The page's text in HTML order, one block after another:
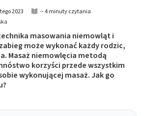
2023
~ 4 minuty czytania
masowania niemowląt i
może wykonać każdy rodzic,
Masaż niemowlęcia metodą
korzyści przede wszystkim
wykonującej masaż. Jak go